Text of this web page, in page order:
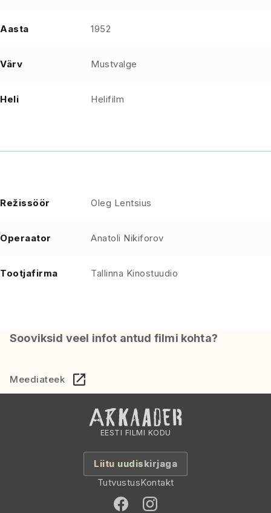
Aasta 1952
Värv Mustvalge
Heli Helifilm
Režissöör Oleg Lentsius
Operaator Anatoli Nikiforov
Tootjafirma Tallinna Kinostuudio
Sooviksid veel infot antud filmi kohta?
Meediateek
EESTI FILMI KODU
Liitu uudiskirjaga
TutvustusKontakt